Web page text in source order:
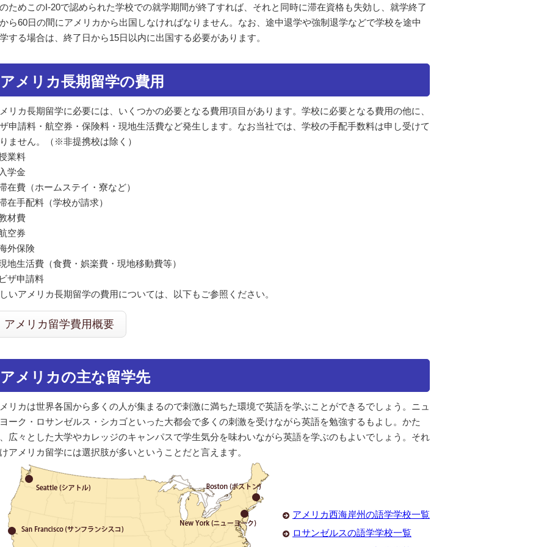
ためこのI-20で認められた学校での就学期間が終了すれば、それと同時に滞在資格も失効し、就学終了
ら60日の間にアメリカから出国しなければなりません。なお、途中退学や強制退学などで学校を途中
する場合は、終了日から15日以内に出国する必要があります。
アメリカ長期留学の費用
リカ長期留学に必要には、いくつかの必要となる費用項目があります。学校に必要となる費用の他に、
申請料・航空券・保険料・現地生活費など発生します。なお当社では、学校の手配手数料は申し受けて
ません。（※非提携校は除く）
業料
学金
在費（ホームステイ・寮など）
在手配料（学校が請求）
材費
空券
外保険
地生活費（食費・娯楽費・現地移動費等）
ザ申請料
いアメリカ長期留学の費用については、以下もご参照ください。
アメリカ留学費用概要
アメリカの主な留学先
リカは世界各国から多くの人が集まるので刺激に満ちた環境で英語を学ぶことができるでしょう。ニュ
ーク・ロサンゼルス・シカゴといった大都会で多くの刺激を受けながら英語を勉強するもよし。かた
広々とした大学やカレッジのキャンパスで学生気分を味わいながら英語を学ぶのもよいでしょう。それ
アメリカ留学には選択肢が多いということだと言えます。
アメリカ西海岸州の語学学校一覧
ロサンゼルスの語学学校一覧